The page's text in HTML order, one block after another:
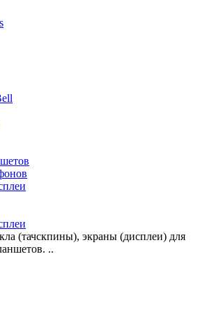
(тачскпины), экраны (дисплеи) для
..